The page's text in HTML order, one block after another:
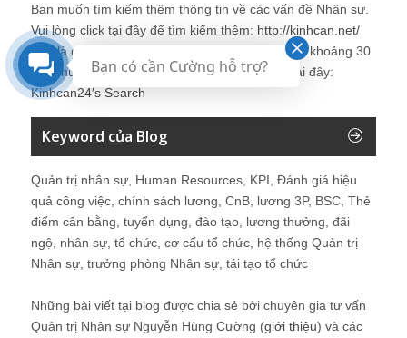
Bạn muốn tìm kiếm thêm thông tin về các vấn đề Nhân sự
Vui lòng click tại đây để tìm kiếm thêm: http://kinhcan.net/
Đây là công cụ tìm kiếm được tích hợp tìm kiếm khoảng 30
site chuyên về nhân sự . Chi tiết vui lòng click tại đây:
Kinhcan24′s Search
Keyword của Blog
Quản trị nhân sự, Human Resources, KPI, Đánh giá hiệu
quả công việc, chính sách lương, CnB, lương 3P, BSC, Thẻ
điểm cân bằng, tuyển dụng, đào tạo, lương thưởng, đãi
ngộ, nhân sự, tổ chức, cơ cấu tổ chức, hệ thống Quản trị
Nhân sự, trưởng phòng Nhân sự, tái tạo tổ chức
Những bài viết tại blog được chia sẻ bởi chuyên gia tư vấn
Quản trị Nhân sự Nguyễn Hùng Cường (giới thiệu) và các
Bạn có cần Cường hỗ trợ?